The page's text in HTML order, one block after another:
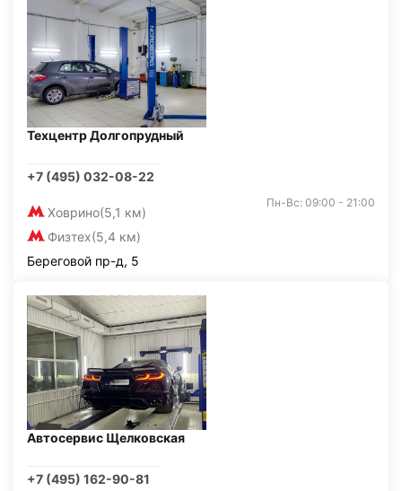
Техцентр Долгопрудный
+7 (495) 032-08-22
Ховрино(5,1 км)
Физтех(5,4 км)
Пн-Вс: 09:00 - 21:00
Береговой пр-д, 5
Автосервис Щелковская
+7 (495) 162-90-81